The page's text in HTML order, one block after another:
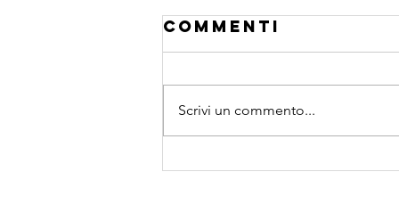
I sensi
Commenti
Scrivi un commento...